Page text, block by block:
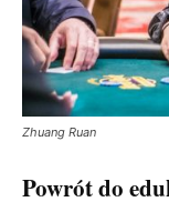
Zhuang Ruan
Powrót do